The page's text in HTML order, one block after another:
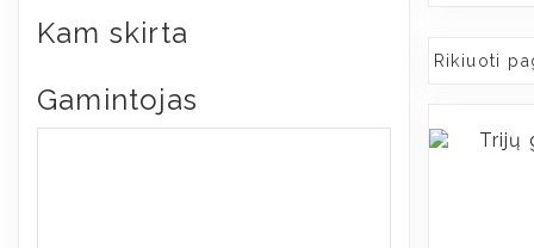
Kam skirta
Gamintojas